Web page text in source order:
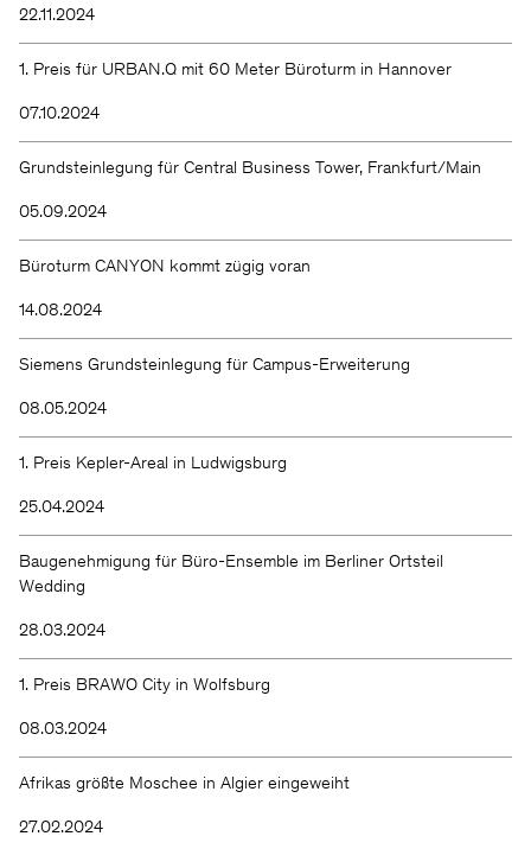
22.11.2024
1. Preis für URBAN.Q mit 60 Meter Büroturm in Hannover
07.10.2024
Grundsteinlegung für Central Business Tower, Frankfurt/Main
05.09.2024
Büroturm CANYON kommt zügig voran
14.08.2024
Siemens Grundsteinlegung für Campus-Erweiterung
08.05.2024
1. Preis Kepler-Areal in Ludwigsburg
25.04.2024
Baugenehmigung für Büro-Ensemble im Berliner Ortsteil
Wedding
28.03.2024
1. Preis BRAWO City in Wolfsburg
08.03.2024
Afrikas größte Moschee in Algier eingeweiht
27.02.2024